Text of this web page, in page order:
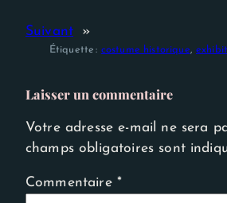
Suivant
»
Étiquette : costume historique,
Laisser un commentaire
Votre adresse e-mail ne sera
champs obligatoires sont
Commentaire *